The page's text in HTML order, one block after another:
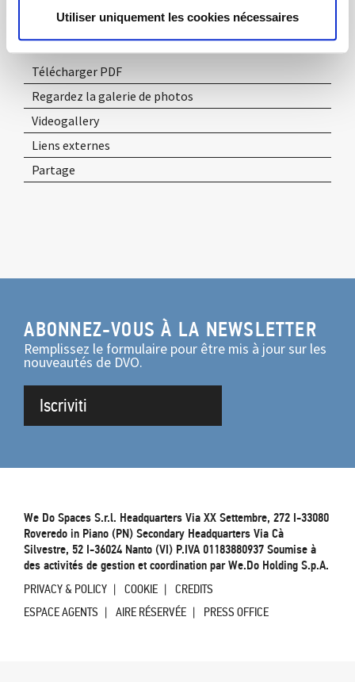
Utiliser uniquement les cookies nécessaires
Télécharger PDF
Regardez la galerie de photos
Videogallery
Liens externes
Partage
ABONNEZ-VOUS À LA NEWSLETTER
Remplissez le formulaire pour être mis à jour sur les
nouveautés de DVO.
Iscriviti
We Do Spaces S.r.l. Headquarters Via XX Settembre, 272 I-33080
Roveredo in Piano (PN) Secondary Headquarters Via Cà
Silvestre, 52 I-36024 Nanto (VI) P.IVA 01183880937 Soumise à
des activités de gestion et coordination par We.Do Holding S.p.A.
PRIVACY & POLICY COOKIE
CREDITS
ESPACE AGENTS
AIRE RÉSERVÉE PRESS OFFICE